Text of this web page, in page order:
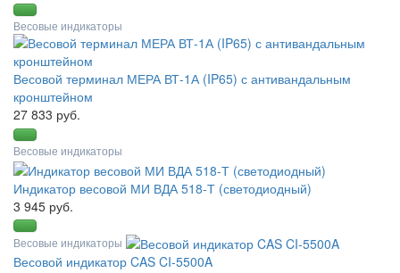
Весовые индикаторы
Весовой терминал МЕРА ВТ-1А (IP65) с антивандальным
кронштейном
27 833 руб.
Весовые индикаторы
Индикатор весовой МИ ВДА 518-Т (светодиодный)
3 945 руб.
Весовые индикаторы
Весовой индикатор CAS CI-5500A